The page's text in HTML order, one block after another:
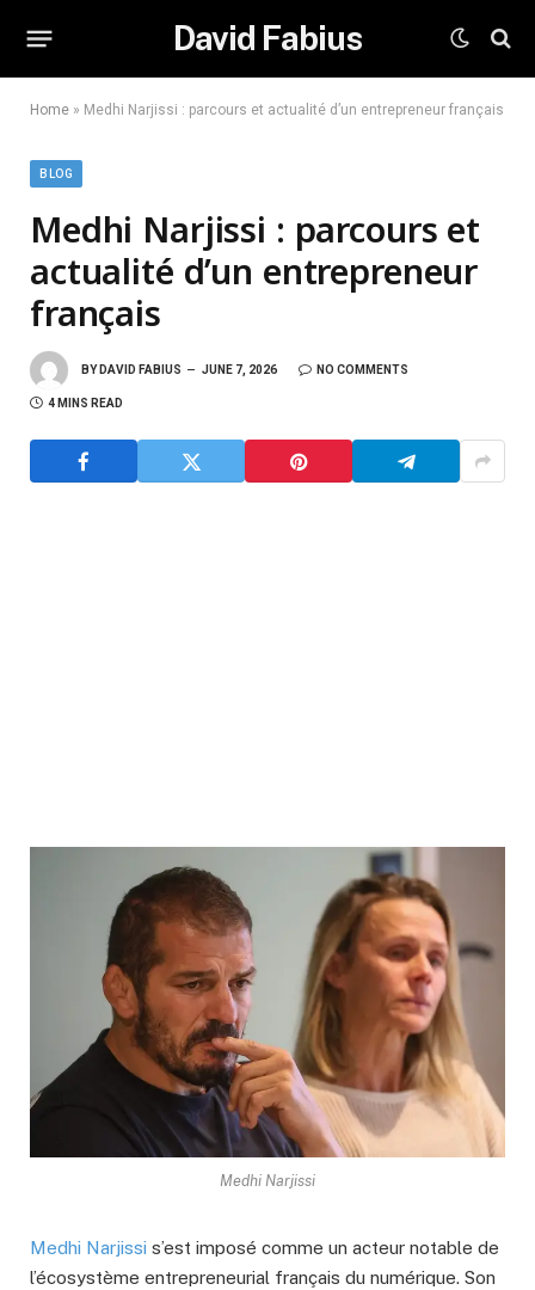
David Fabius
Home » Medhi Narjissi : parcours et actualité d’un entrepreneur français
BLOG
Medhi Narjissi : parcours et
actualité d’un entrepreneur
français
BY DAVID FABIUS JUNE 7, 2026 NO COMMENTS
4 MINS READ
Medhi Narjissi
Medhi Narjissi s’est imposé comme un acteur notable de
l’écosystème entrepreneurial français du numérique. Son